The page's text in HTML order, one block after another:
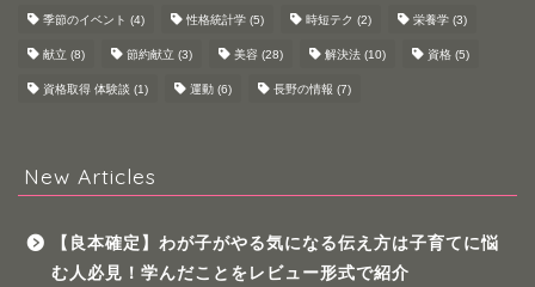
季節のイベント (4) 性格統計学 (5) 時短テク (2) 栄養学 (3)
献立 (8) 節約献立 (3) 美容 (28) 解決法 (10) 資格 (5)
資格取得 体験談 (1) 運動 (6) 長野の情報 (7)
New Articles
【良本確定】わが子がやる気になる伝え方は子育てに悩
む人必見！学んだことをレビュー形式で紹介